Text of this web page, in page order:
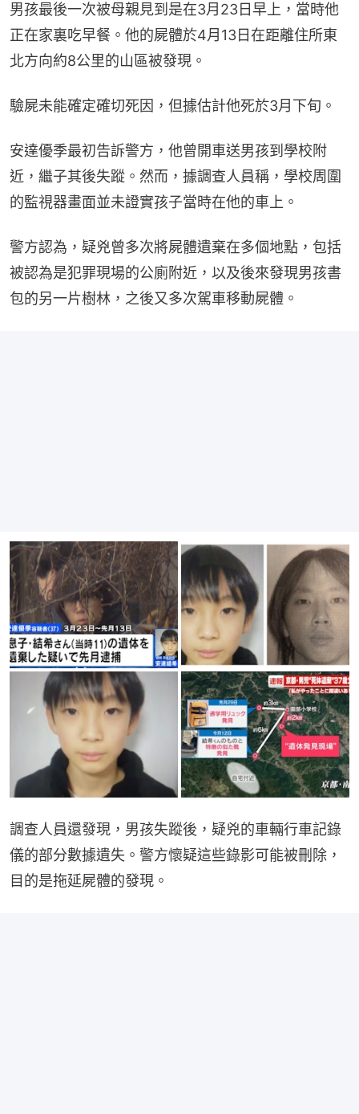
男孩最後一次被母親見到是在3月23日早上，當時他
正在家裏吃早餐。他的屍體於4月13日在距離住所東
北方向約8公里的山區被發現。
驗屍未能確定確切死因，但據估計他死於3月下旬。
安達優季最初告訴警方，他曾開車送男孩到學校附
近，繼子其後失蹤。然而，據調查人員稱，學校周圍
的監視器畫面並未證實孩子當時在他的車上。
警方認為，疑兇曾多次將屍體遺棄在多個地點，包括
被認為是犯罪現場的公廁附近，以及後來發現男孩書
包的另一片樹林，之後又多次駕車移動屍體。
調查人員還發現，男孩失蹤後，疑兇的車輛行車記錄
儀的部分數據遺失。警方懷疑這些錄影可能被刪除，
目的是拖延屍體的發現。